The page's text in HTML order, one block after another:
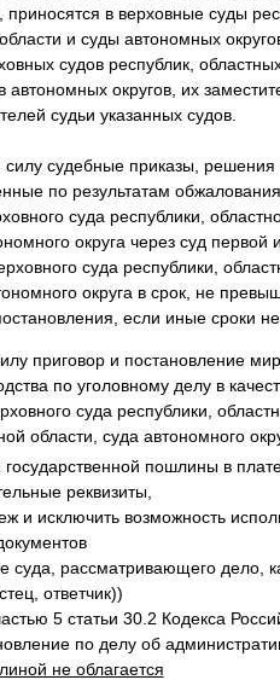
в верховные суды
и суды автономных
судов республик,
округов, их
судьи указанных судов.
судебные приказы,
по результатам
суда республики,
округа через суд первой
суда республики,
округа в срок, не
если иные сроки
приговор и постановление
по уголовному делу в
суда республики,
области, суда автономного
пошлины в
реквизиты,
и исключить возможность
рассматривающего дело,
ответчик))
5 статьи 30.2 Кодекса
по делу об
не облагается